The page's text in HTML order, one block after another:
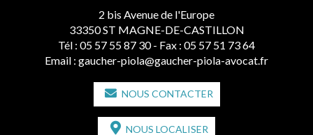
2 bis Avenue de l'Europe
33350 ST MAGNE-DE-CASTILLON
Tél : 05 57 55 87 30 - Fax : 05 57 51 73 64
Email : gaucher-piola@gaucher-piola-avocat.fr
NOUS CONTACTER
NOUS LOCALISER